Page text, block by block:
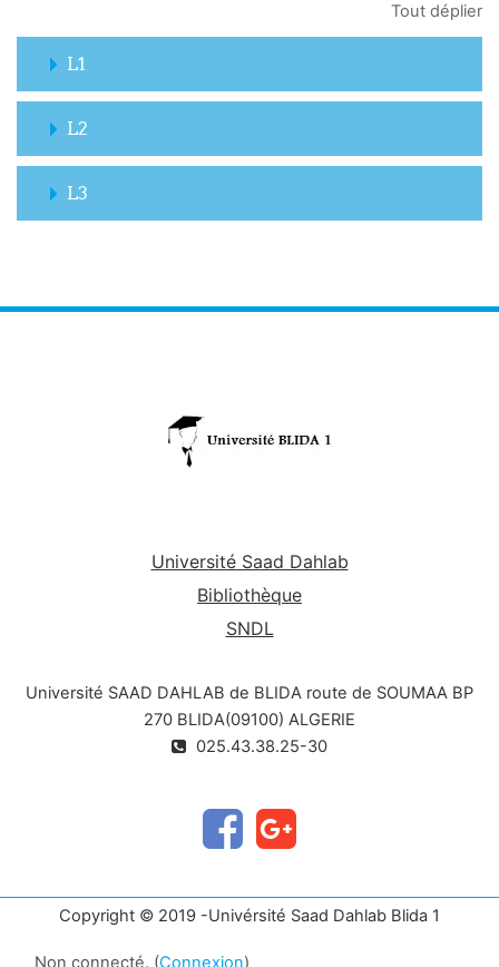
Tout déplier
L1
L2
L3
Université Saad Dahlab
Bibliothèque
SNDL
Université SAAD DAHLAB de BLIDA route de SOUMAA BP
270 BLIDA(09100) ALGERIE
025.43.38.25-30
Copyright © 2019 -Univérsité Saad Dahlab Blida 1
Non connecté. (Connexion)